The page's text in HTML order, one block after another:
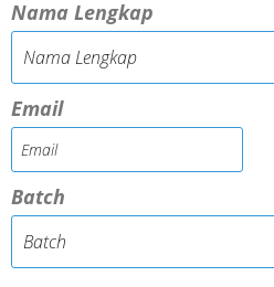
Nama Lengkap
Email
Batch